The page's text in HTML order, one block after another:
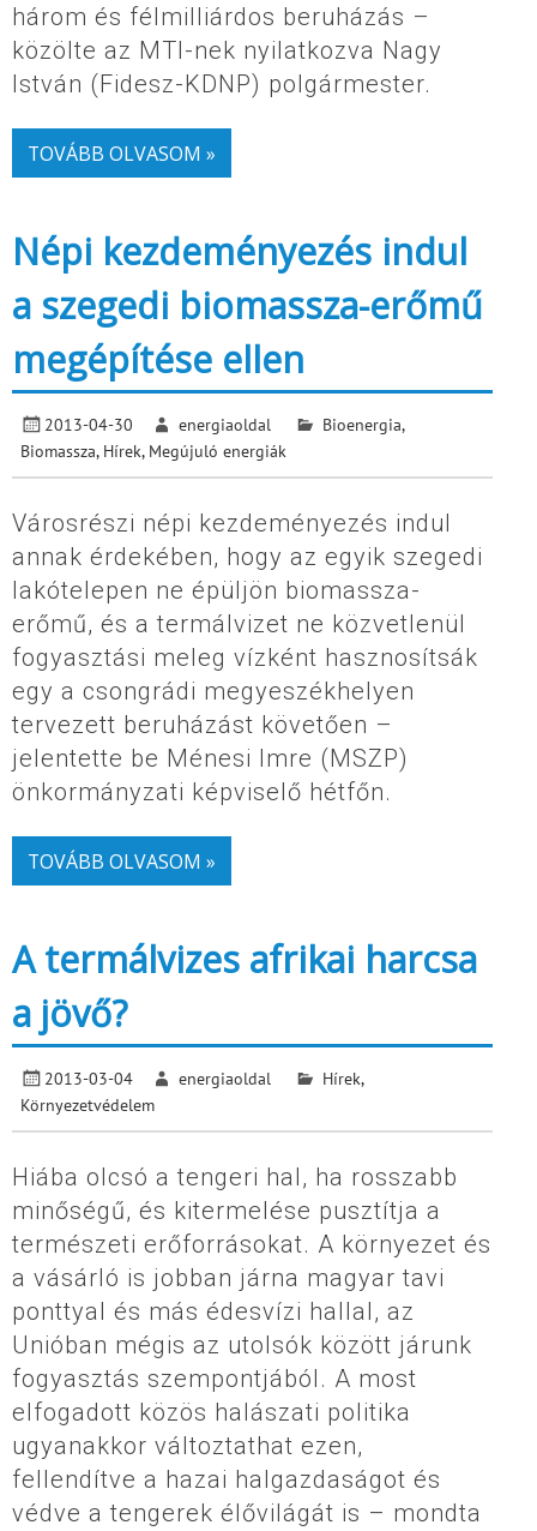
három és félmilliárdos beruházás –
közölte az MTI-nek nyilatkozva Nagy
István (Fidesz-KDNP) polgármester.
TOVÁBB OLVASOM »
Népi kezdeményezés indul
a szegedi biomassza-erőmű
megépítése ellen
2013-04-30 energiaoldal Bioenergia,
Biomassza, Hírek, Megújuló energiák
Városrészi népi kezdeményezés indul
annak érdekében, hogy az egyik szegedi
lakótelepen ne épüljön biomassza-
erőmű, és a termálvizet ne közvetlenül
fogyasztási meleg vízként hasznosítsák
egy a csongrádi megyeszékhelyen
tervezett beruházást követően –
jelentette be Ménesi Imre (MSZP)
önkormányzati képviselő hétfőn.
TOVÁBB OLVASOM »
A termálvizes afrikai harcsa
a jövő?
2013-03-04 energiaoldal Hírek,
Környezetvédelem
Hiába olcsó a tengeri hal, ha rosszabb
minőségű, és kitermelése pusztítja a
természeti erőforrásokat. A környezet és
a vásárló is jobban járna magyar tavi
ponttyal és más édesvízi hallal, az
Unióban mégis az utolsók között járunk
fogyasztás szempontjából. A most
elfogadott közös halászati politika
ugyanakkor változtathat ezen,
fellendítve a hazai halgazdaságot és
védve a tengerek élővilágát is – mondta